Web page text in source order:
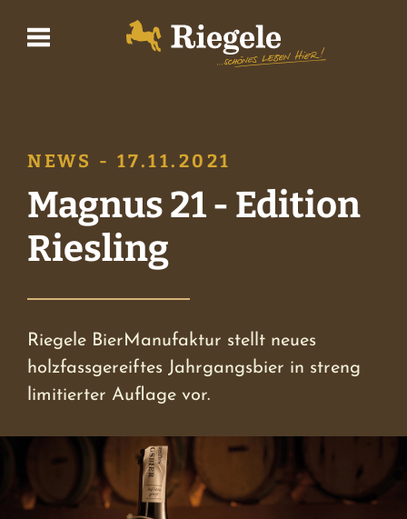
Brauerei
BrauWelt
Wirtshaus
BierFlug
Jobs
NEWS - 17.11.2021
Magnus 21 - Edition
Riesling
Riegele BierManufaktur stellt neues
holzfassgereiftes Jahrgangsbier in streng
limitierter Auflage vor.